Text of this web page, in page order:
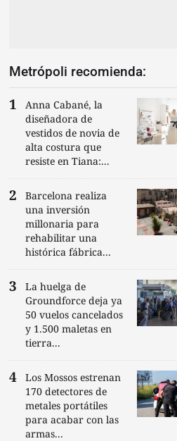
Metrópoli recomienda:
Anna Cabané, la
diseñadora de
vestidos de novia de
alta costura que
resiste en Tiana:...
Barcelona realiza
una inversión
millonaria para
rehabilitar una
histórica fábrica...
La huelga de
Groundforce deja ya
50 vuelos cancelados
y 1.500 maletas en
tierra...
Los Mossos estrenan
170 detectores de
metales portátiles
para acabar con las
armas...